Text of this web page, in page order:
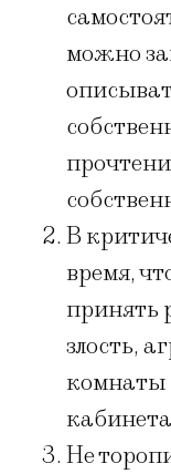
можно
В
время,
принять
злость,
комнаты
Не